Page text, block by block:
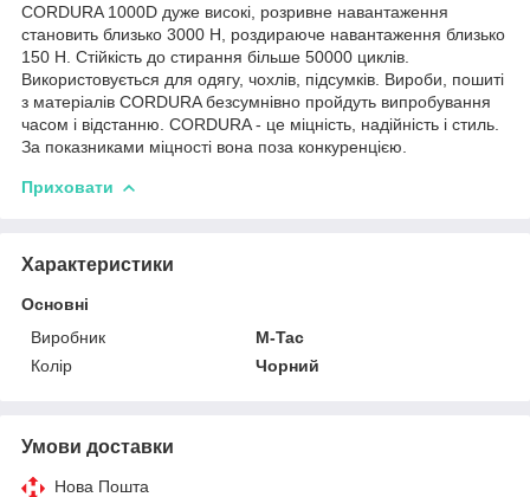
CORDURA 1000D дуже високі, розривне навантаження
становить близько 3000 Н, роздираюче навантаження близько
150 Н. Стійкість до стирання більше 50000 циклів.
Використовується для одягу, чохлів, підсумків. Вироби, пошиті
з матеріалів CORDURA безсумнівно пройдуть випробування
часом і відстанню. CORDURA - це міцність, надійність і стиль.
За показниками міцності вона поза конкуренцією.
Приховати
Характеристики
Основні
Виробник
M-Tac
Колір
Чорний
Умови доставки
Нова Пошта